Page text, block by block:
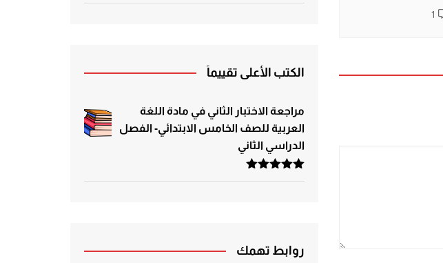
1
الكتب الأعلى تقييماً
مراجعة الاختبار الثاني في مادة اللغة
العربية للصف الخامس الابتدائي- الفصل
الدراسي الثاني
تم التقييم
روابط تهمك